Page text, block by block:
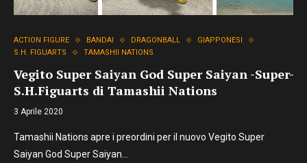
ACTION FIGURE BANDAI DRAGONBALL
GIAPPONESI
S.H. FIGUARTS
TAMASHII NATIONS
Vegito Super Saiyan God Super Saiyan -Super-
S.H.Figuarts di Tamashii Nations
3 Aprile 2020
Tamashii Nations apre i preordini per il nuovo Vegito Super
Saiyan God Super Saiyan…